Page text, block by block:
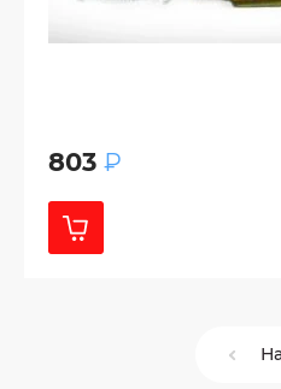
803 ₽